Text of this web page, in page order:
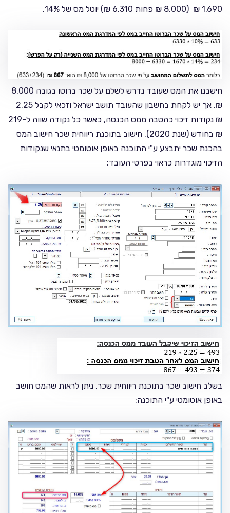
1,690 ₪ (8,000 ₪ פחות 6,310 ₪) יוטל מס של 14%.
חישבנו את המס שעובד נדרש לשלם על שכר ברוטו בגובה 8,000
₪. אך יש לקחת בחשבון שהעובד תושב ישראל וזכאי לקבל 2.25
₪ נקודות זיכוי כהטבה ממס הכנסה, כאשר כל נקודה שווה ל-219
₪ בחודש (שנת 2020). חישוב בתוכנת ריווחית שכר חישוב המס
בהכנת שכר יתבצע ע"י התוכנה באופן אוטומטי בתנאי שנקודות
הזיכוי מוגדרות כראוי בפרטי העובד:
בשלב חישוב שכר בתוכנת ריווחית שכר, ניתן לראות שהמס חושב
באופן אוטומטי ע"י התוכנה: